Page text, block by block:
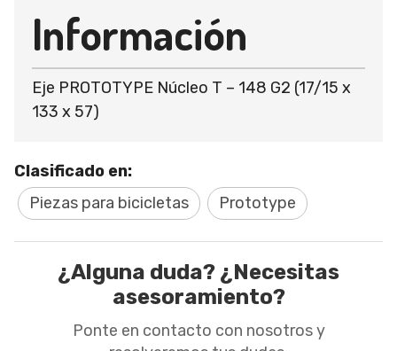
Información
Eje PROTOTYPE Núcleo T – 148 G2 (17/15 x
133 x 57)
Clasificado en:
Piezas para bicicletas
Prototype
¿Alguna duda? ¿Necesitas
asesoramiento?
Ponte en contacto con nosotros y